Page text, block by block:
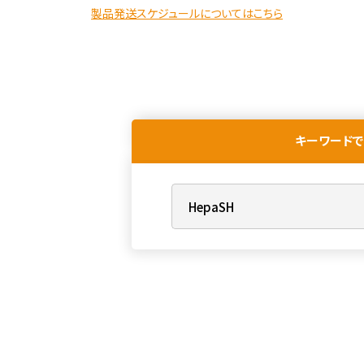
製品発送スケジュールについてはこちら
キーワード